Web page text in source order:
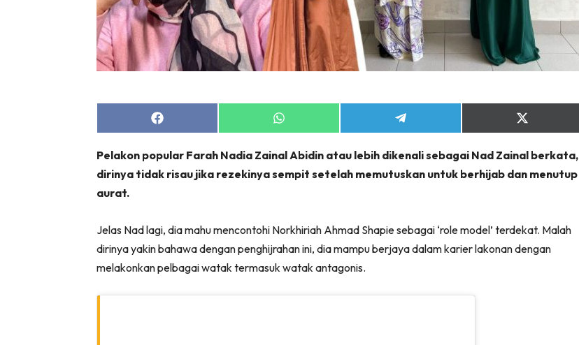
Share
on
Share
on
Share
on
Share
on
(Twitter)
Pelakon popular Farah Nadia Zainal Abidin atau lebih dikenali sebagai Nad Zainal berkata,
dirinya tidak risau jika rezekinya sempit setelah memutuskan untuk berhijab dan menutup
aurat.
Jelas Nad lagi, dia mahu mencontohi Norkhiriah Ahmad Shapie sebagai ‘role model’ terdekat. Malah
dirinya yakin bahawa dengan penghijrahan ini, dia mampu berjaya dalam karier lakonan dengan
melakonkan pelbagai watak termasuk watak antagonis.